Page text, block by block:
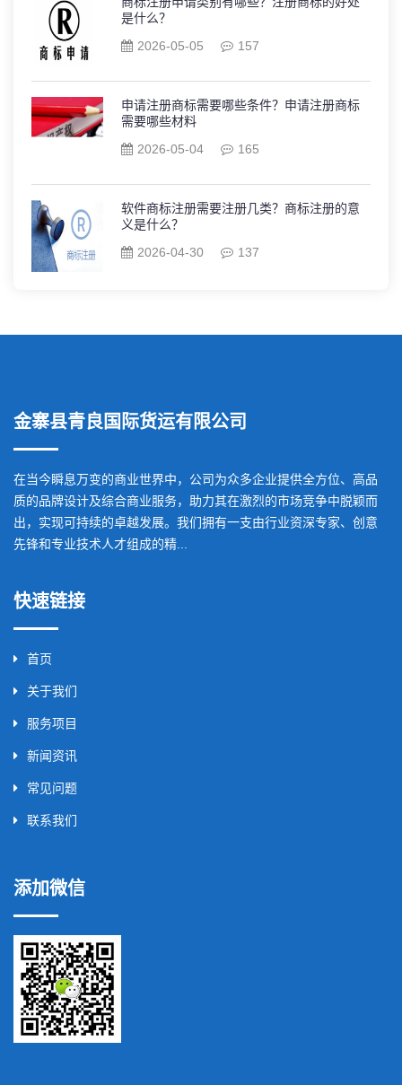
是什么？
2026-05-05
157
申请注册商标需要哪些条件？申请注册商标
需要哪些材料
2026-05-04
165
软件商标注册需要注册几类？商标注册的意
义是什么？
2026-04-30
137
金寨县青良国际货运有限公司
在当今瞬息万变的商业世界中，公司为众多企业提供全方位、高品
质的品牌设计及综合商业服务，助力其在激烈的市场竞争中脱颖而
出，实现可持续的卓越发展。我们拥有一支由行业资深专家、创意
先锋和专业技术人才组成的精...
快速链接
首页
关于我们
服务项目
新闻资讯
常见问题
联系我们
添加微信